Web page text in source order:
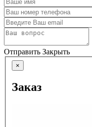
Отправить Закрыть
×
Заказ